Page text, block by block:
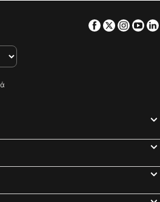
Facebook
Twitter